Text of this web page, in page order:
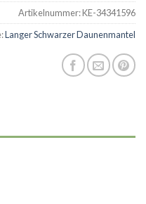
Artikelnummer:KE-34341596
Langer Schwarzer Daunenmantel